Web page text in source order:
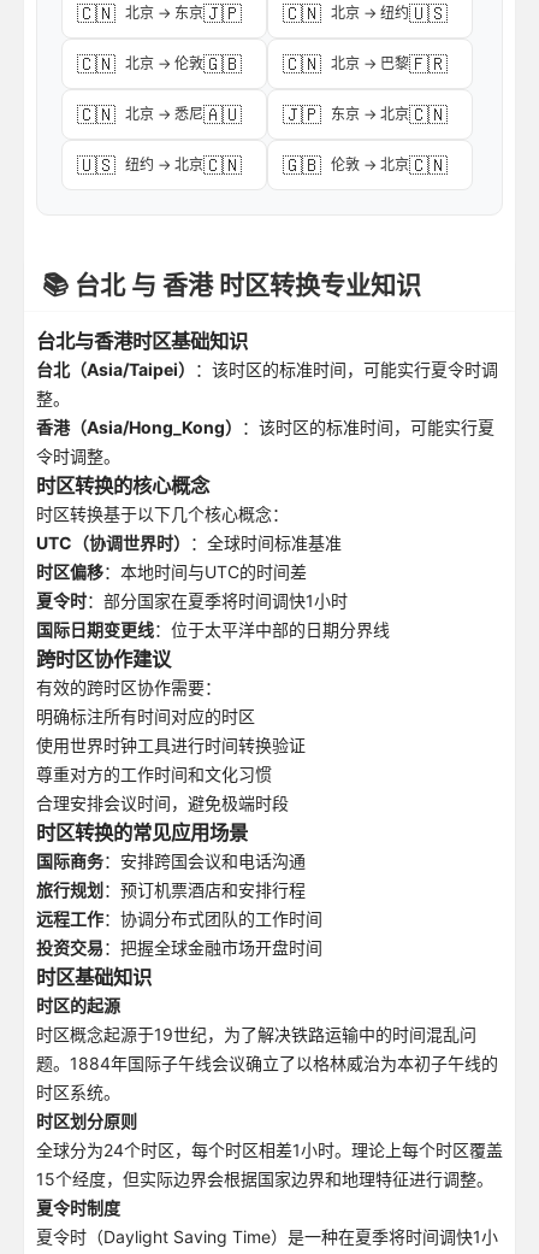
🇨🇳 北京 → 东京🇯🇵 🇨🇳 北京 → 纽约🇺🇸
🇨🇳 北京 → 伦敦🇬🇧 🇨🇳 北京 → 巴黎🇫🇷
🇨🇳 北京 → 悉尼🇦🇺 🇯🇵 东京 → 北京🇨🇳
🇺🇸 纽约 → 北京🇨🇳 🇬🇧 伦敦 → 北京🇨🇳
📚 台北 与 香港 时区转换专业知识
台北与香港时区基础知识
台北（Asia/Taipei）
：该时区的标准时间，可能实行夏令时调
整。
香港（Asia/Hong_Kong）
：该时区的标准时间，可能实行夏
令时调整。
时区转换的核心概念
时区转换基于以下几个核心概念：
UTC（协调世界时）
：全球时间标准基准
时区偏移：本地时间与UTC的时间差
夏令时：部分国家在夏季将时间调快1小时
国际日期变更线：位于太平洋中部的日期分界线
跨时区协作建议
有效的跨时区协作需要：
明确标注所有时间对应的时区
使用世界时钟工具进行时间转换验证
尊重对方的工作时间和文化习惯
合理安排会议时间，避免极端时段
时区转换的常见应用场景
国际商务：安排跨国会议和电话沟通
旅行规划 ：预订机票酒店和安排行程
远程工作：协调分布式团队的工作时间
投资交易：把握全球金融市场开盘时间
时区基础知识
时区的起源
时区概念起源于19世纪，为了解决铁路运输中的时间混乱问
题。1884年国际子午线会议确立了以格林威治为本初子午线的
时区系统。
时区划分原则
全球分为24个时区，每个时区相差1小时。理论上每个时区覆盖
15个经度，但实际边界会根据国家边界和地理特征进行调整。
夏令时制度
夏令时（Daylight Saving Time）是一种在夏季将时间调快1小